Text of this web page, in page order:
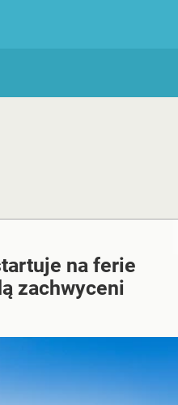
na ferie
zachwyceni